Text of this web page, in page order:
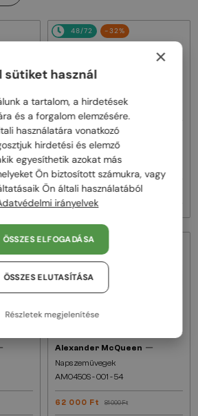
48/72 -32%
Alexander McQueen
Napszemüvegek
AM0448S - 003 - 53
62 000 Ft 90 000 Ft
48/72
Alexander McQueen —
Napszemüvegek
AM0450S - 001 - 54
62 000 Ft 81 000 Ft
×
sütiket használ
a tartalom, a hirdetések
és a forgalom elemzésére.
használatára vonatkozó
hirdetési és elemző
egyesíthetik azokat más
Ön biztosított számukra, vagy
Ön általi használatából
irányelvek
ÖSSZES ELFOGADÁSA
ÖSSZES ELUTASÍTÁSA
Részletek megjelenítése